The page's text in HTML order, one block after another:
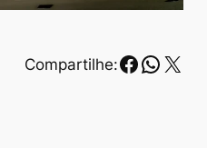
Compartilhe: X